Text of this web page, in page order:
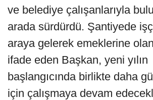
ve belediye çalışanlarıyla
arada sürdürdü. Şantiyede
araya gelerek emeklerine
ifade eden Başkan, yeni yılın
başlangıcında birlikte daha
için çalışmaya devam